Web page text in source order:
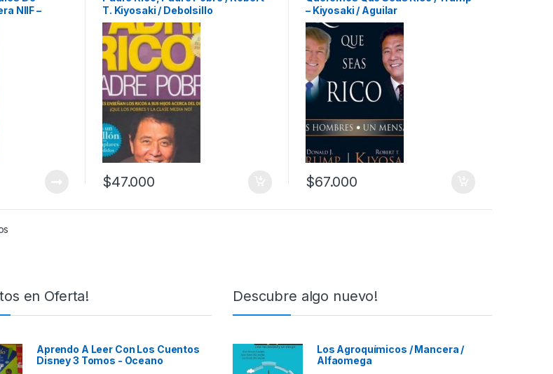
NIIF –
General ,Profesionales y tecnicos
T. Kiyosaki / Debolsillo
$47.000
Innovación,Profesionales y tecnicos
– Kiyosaki / Aguilar
$67.000
en Oferta!
Aprendo A Leer Con Los Cuentos
Disney 3 Tomos - Oceano
Descubre algo nuevo!
Los Agroquímicos / Mancera /
Alfaomega